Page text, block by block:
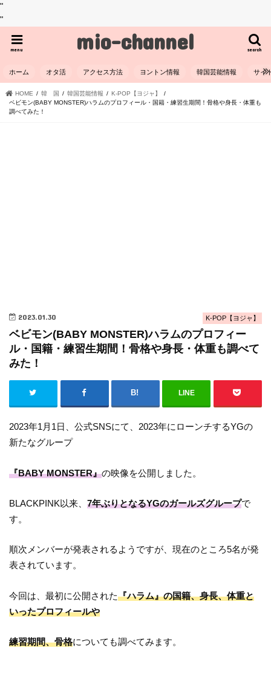
"
"
mio-channel search
menu
ホーム オタ活 アクセス方法 ヨントン情報 韓国芸能情報 サイ
HOME 韓 国 韓国芸能情報
K-POP【ヨジャ】
ベビモン(BABY MONSTER)ハラムのプロフィール・国籍・練習生期間！骨格や身長・体重も
調べてみた！
K-POP【ヨジャ】
2023.01.30
ベビモン(BABY MONSTER)ハラムのプロフィー
ル・国籍・練習生期間！骨格や身長・体重も調べて
みた！
LINE
2023年1月1日、公式SNSにて、2023年にローンチするYGの
新たなグループ
『BABY MONSTER』の映像を公開しました。
BLACKPINK以来、7年ぶりとなるYGのガールズグループで
す。
順次メンバーが発表されるようですが、現在のところ5名が発
表されています。
今回は、最初に公開された『ハラム』の国籍、身長、体重と
いったプロフィールや
練習期間、骨格についても調べてみます。